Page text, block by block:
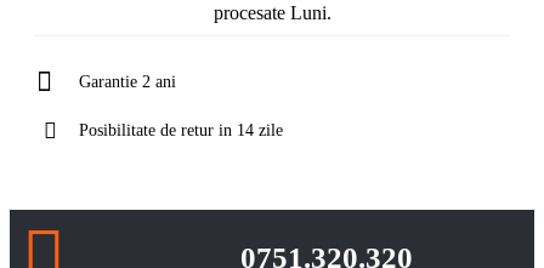
procesate Luni.
Garantie 2 ani
Posibilitate de retur in 14 zile
0751.320.320